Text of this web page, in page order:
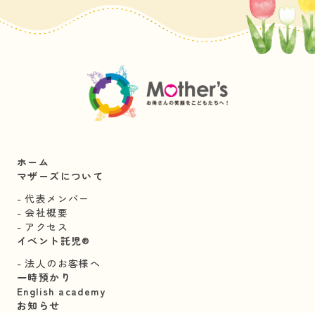
ホーム
マザーズについて
代表メンバー
会社概要
アクセス
イベント託児®︎
法人のお客様へ
一時預かり
English academy
お知らせ